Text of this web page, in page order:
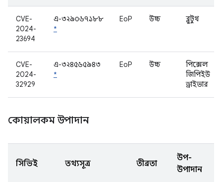
CVE-
2024-
23694
এ-৩২৯০৬৭১৮৮
*
EoP উচ্চ ব্লুটুথ
CVE-
2024-
32929
এ-৩২৪৫৬৫৯৪৩
*
EoP উচ্চ
পিক্সেল
জিপিইউ
ড্রাইভার
কোয়ালকম উপাদান
সিভিই তথ্যসূত্র তীব্রতা
উপ-
উপাদান